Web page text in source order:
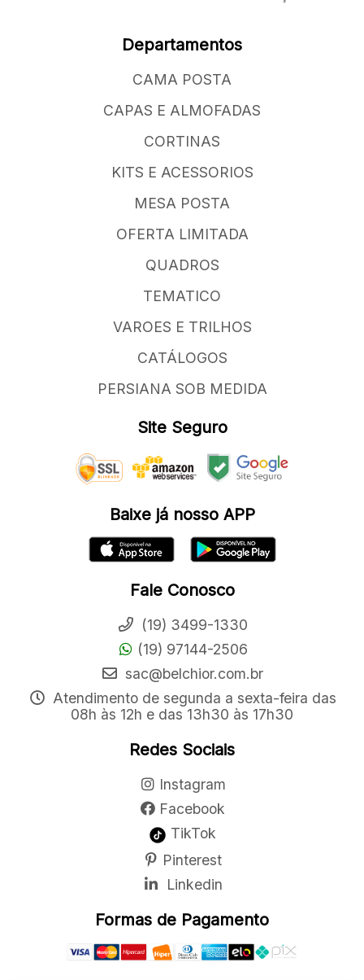
Departamentos
CAMA POSTA
CAPAS E ALMOFADAS
CORTINAS
KITS E ACESSORIOS
MESA POSTA
OFERTA LIMITADA
QUADROS
TEMATICO
VAROES E TRILHOS
CATÁLOGOS
PERSIANA SOB MEDIDA
Site Seguro
Baixe já nosso APP
Fale Conosco
(19) 3499-1330
(19) 97144-2506
sac@belchior.com.br
Atendimento de segunda a sexta-feira das
08h às 12h e das 13h30 às 17h30
Redes Sociais
Instagram
Facebook
TikTok
Pinterest
Linkedin
Formas de Pagamento